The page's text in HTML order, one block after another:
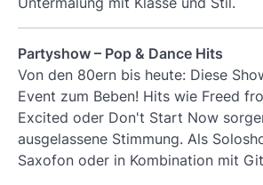
Partyshow – Pop & Dance Hits
Von den 80ern bis heute: Diese
Event zum Beben! Hits wie Freed
Excited oder Don't Start Now
ausgelassene Stimmung. Als
Saxofon oder in Kombination mit